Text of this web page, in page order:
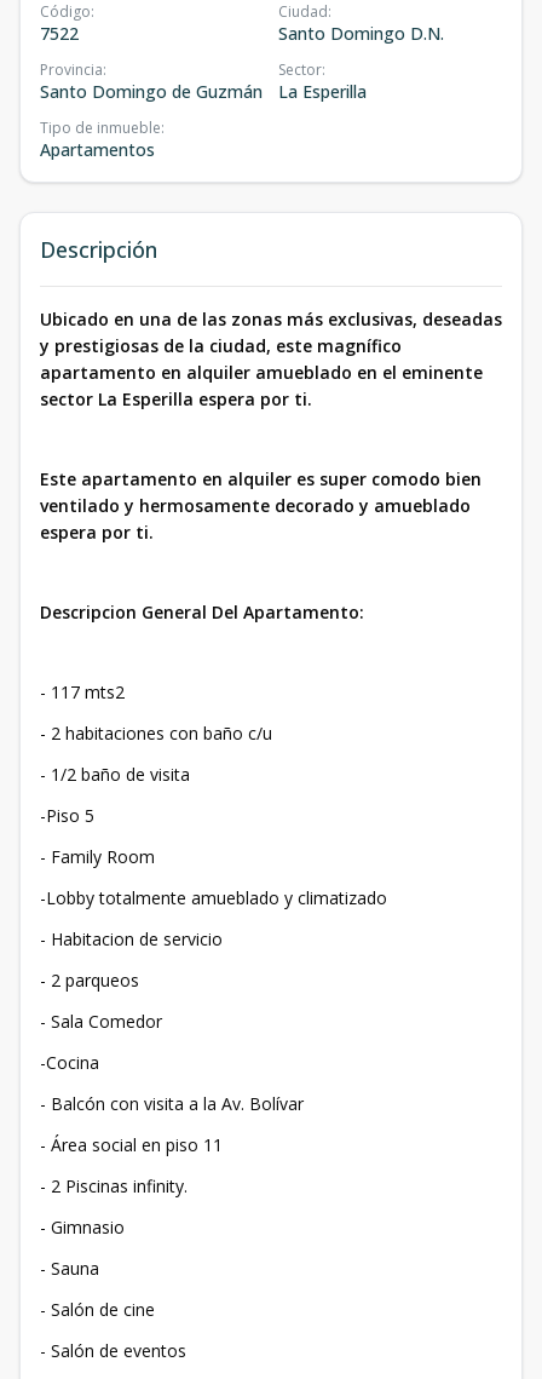
Código:
7522
Ciudad:
Santo Domingo D.N.
Provincia:
Santo Domingo de Guzmán
Sector:
La Esperilla
Tipo de inmueble:
Apartamentos
Descripción
Ubicado en una de las zonas más exclusivas, deseadas
y prestigiosas de la ciudad, este magnífico
apartamento en alquiler amueblado en el eminente
sector La Esperilla espera por ti.
Este apartamento en alquiler es super comodo bien
ventilado y hermosamente decorado y amueblado
espera por ti.
Descripcion General Del Apartamento:
- 117 mts2
- ⁠2 habitaciones con baño c/u
- ⁠1/2 baño de visita
-Piso 5
- ⁠Family Room
-Lobby totalmente amueblado y climatizado
- ⁠Habitacion de servicio
- ⁠2 parqueos
- ⁠Sala Comedor
-Cocina
- ⁠Balcón con visita a la Av. Bolívar
- ⁠Área social en piso 11
- ⁠2 Piscinas infinity.
- ⁠Gimnasio
- ⁠Sauna
- ⁠Salón de cine
- ⁠Salón de eventos